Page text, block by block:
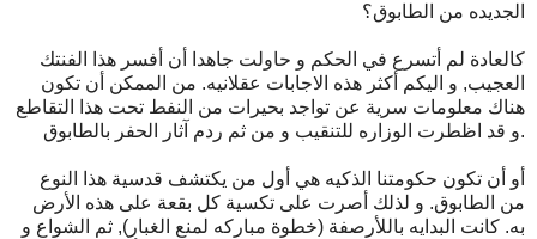
الجديده من الطابوق؟
كالعادة لم أتسرع في الحكم و حاولت جاهدا أن أفسر هذا الفنتك
العجيب, و اليكم أكثر هذه الاجابات عقلانيه. من الممكن أن تكون
هناك معلومات سرية عن تواجد بحيرات من النفط تحت هذا التقاطع
و قد اظطرت الوزاره للتنقيب و من ثم ردم آثار الحفر بالطابوق.
أو أن تكون حكومتنا الذكيه هي أول من يكتشف قدسية هذا النوع
من الطابوق. و لذلك أصرت على تكسية كل بقعة على هذه الأرض
به. كانت البدايه باللأرصفة (خطوة مباركه لمنع الغبار), ثم الشواع و